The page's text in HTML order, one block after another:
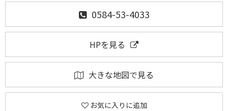
0584-53-4033
HPを見る
大きな地図で見る
お気に入りに追加